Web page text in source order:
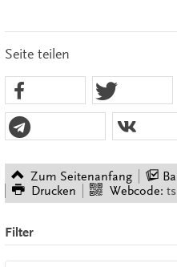
Seite teilen
Zum Seitenanfang
Drucken
Webcode:
Filter